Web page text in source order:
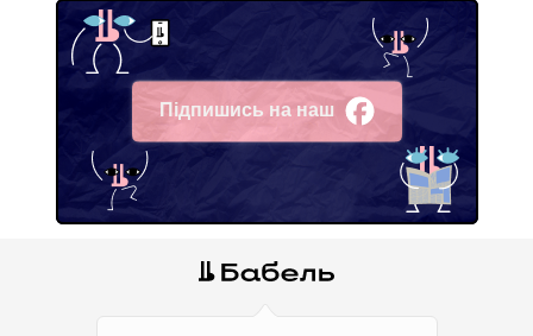
Підпишись на наш
Facebook